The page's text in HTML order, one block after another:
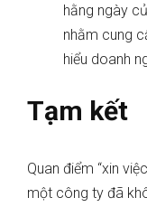
hằng ngày
nhằm cung
hiểu doanh
Tạm kết
Quan điểm “xin
một công ty đã